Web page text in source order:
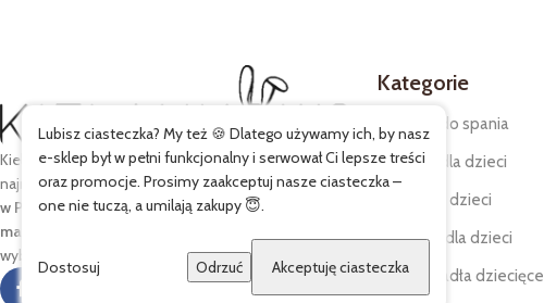
Kielankowo torodzinna markatworzona z myślą o
najmłodszych i ich codziennym komforcie.Szyjemy
w Polscez bezpiecznych,certyfikowanych
materiałów
wybieramy dla naszych dzieci.
Kategorie
Śpiworki do spania
Pościele dla dzieci
Kocyki dla dzieci
Poduszki dla dzieci
Prześcieradła dziecięce
Lubisz ciasteczka? My też 🍪 Dlatego używamy ich, by nasz
e-sklep był w pełni funkcjonalny i serwował Ci lepsze treści
oraz promocje. Prosimy zaakceptuj nasze ciasteczka –
one nie tuczą, a umilają zakupy 😇.
Dostosuj Odrzuć Akceptuję ciasteczka